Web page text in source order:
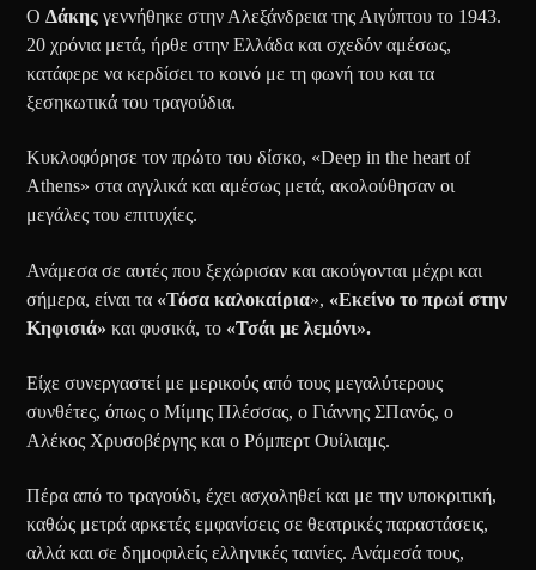
ΟΔάκης γεννήθηκε στην Αλεξάνδρεια της Αιγύπτου το 1943.
20 χρόνια μετά, ήρθε στην Ελλάδα και σχεδόν αμέσως,
κατάφερε να κερδίσει το κοινό με τη φωνή του και τα
ξεσηκωτικά του τραγούδια.
Κυκλοφόρησε τον πρώτο του δίσκο, «Deep in the heart of
Athens» στα αγγλικά και αμέσως μετά, ακολούθησαν οι
μεγάλες του επιτυχίες.
Ανάμεσα σε αυτές που ξεχώρισαν και ακούγονται μέχρι και
σήμερα, είναι τα «Τόσα καλοκαίρια», «Εκείνο το πρωί στην
Κηφισιά» και φυσικά, το «Τσάι με λεμόνι».
Είχε συνεργαστεί με μερικούς από τους μεγαλύτερους
συνθέτες, όπως ο Μίμης Πλέσσας, ο Γιάννης ΣΠανός, ο
Αλέκος Χρυσοβέργης και ο Ρόμπερτ Ουίλιαμς.
Πέρα από το τραγούδι, έχει ασχοληθεί και με την υποκριτική,
καθώς μετρά αρκετές εμφανίσεις σε θεατρικές παραστάσεις,
αλλά και σε δημοφιλείς ελληνικές ταινίες. Ανάμεσά τους,